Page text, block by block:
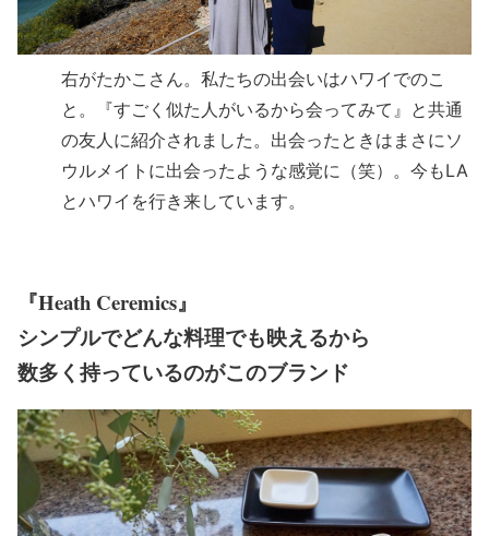
右がたかこさん。私たちの出会いはハワイでのこ
と。『すごく似た人がいるから会ってみて』と共通
の友人に紹介されました。出会ったときはまさにソ
ウルメイトに出会ったような感覚に（笑）。今もLA
とハワイを行き来しています。
『Heath Ceremics』
シンプルでどんな料理でも映えるから
数多く持っているのがこのブランド